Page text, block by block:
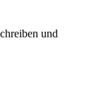
und